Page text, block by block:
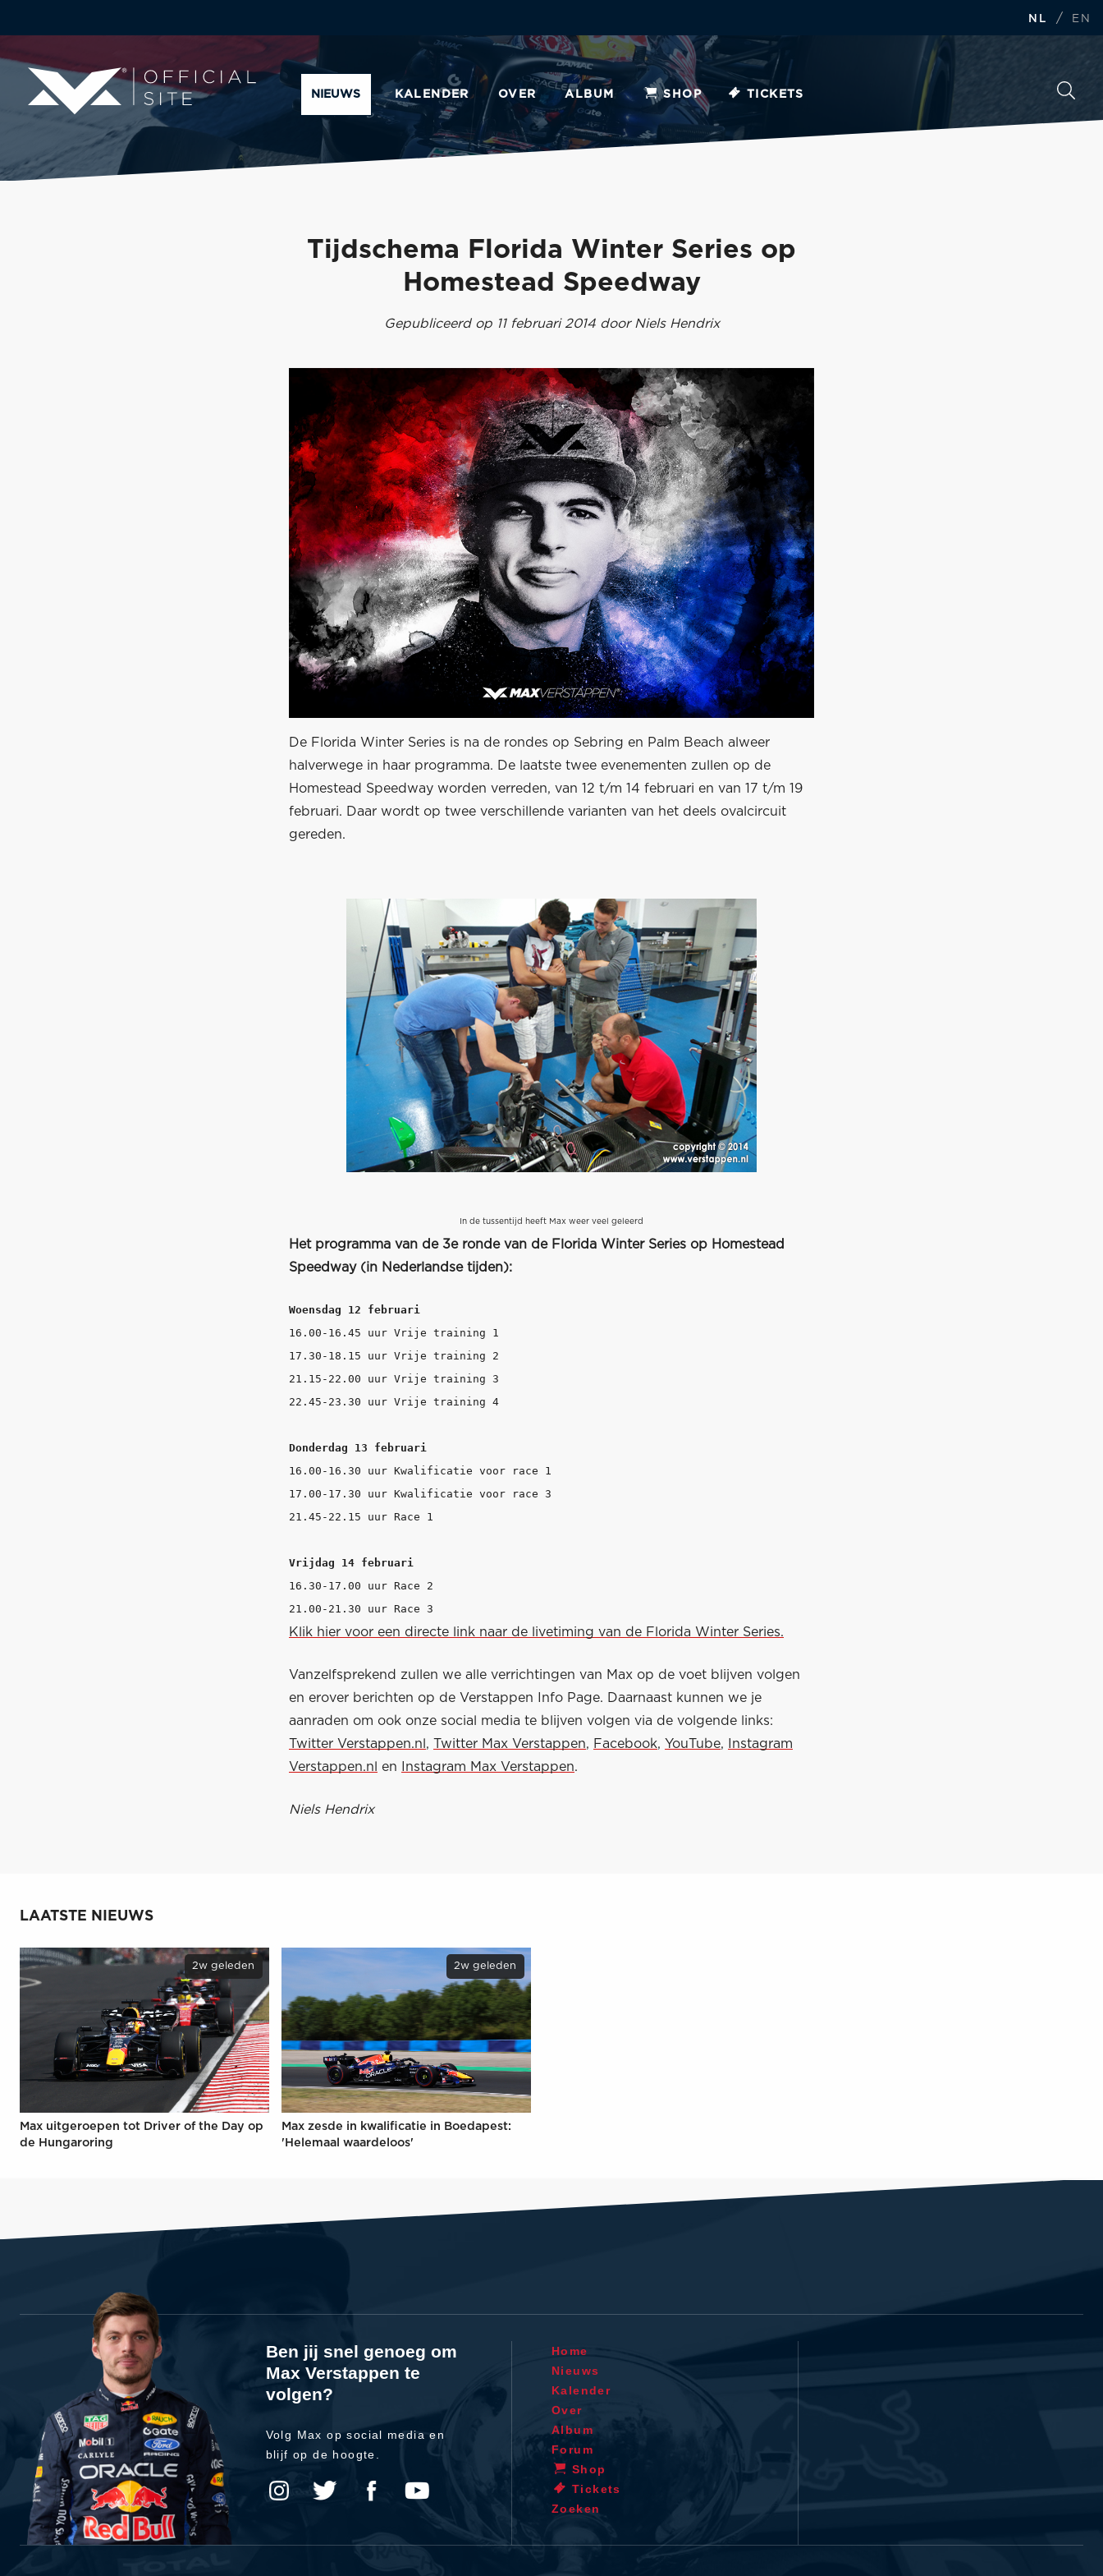
NL / EN
NIEUWS KALENDER OVER ALBUM SHOP TICKETS
Tijdschema Florida Winter Series op
Homestead Speedway
Gepubliceerd op 11 februari 2014 door Niels Hendrix
De Florida Winter Series is na de rondes op Sebring en Palm Beach alweer
halverwege in haar programma. De laatste twee evenementen zullen op de
Homestead Speedway worden verreden, van 12 t/m 14 februari en van 17 t/m 19
februari. Daar wordt op twee verschillende varianten van het deels ovalcircuit
gereden.
In de tussentijd heeft Max weer veel geleerd
Het programma van de 3e ronde van de Florida Winter Series op Homestead
Speedway (in Nederlandse tijden):
Woensdag 12 februari
16.00-16.45 uur Vrije training 1
17.30-18.15 uur Vrije training 2
21.15-22.00 uur Vrije training 3
22.45-23.30 uur Vrije training 4
Donderdag 13 februari
16.00-16.30 uur Kwalificatie voor race 1
17.00-17.30 uur Kwalificatie voor race 3
21.45-22.15 uur Race 1
Vrijdag 14 februari
16.30-17.00 uur Race 2
Klik hier voor een directe link naar de livetiming van de Florida Winter Series.
Vanzelfsprekend zullen we alle verrichtingen van Max op de voet blijven volgen
en erover berichten op de Verstappen Info Page. Daarnaast kunnen we je
aanraden om ook onze social media te blijven volgen via de volgende links:
Twitter Verstappen.nl , Twitter Max Verstappen, Facebook, YouTube,
Instagram
Verstappen.nl
en Instagram Max Verstappen.
Niels Hendrix
LAATSTE NIEUWS
2w geleden
Max uitgeroepen tot Driver of the Day op
de Hungaroring
2w geleden
Max zesde in kwalificatie in Boedapest:
'Helemaal waardeloos'
Ben jij snel genoeg om
Max Verstappen te
volgen?
Volg Max op social media en
blijf op de hoogte.
Home
Nieuws
Kalender
Over
Album
Forum
Shop
Tickets
Zoeken